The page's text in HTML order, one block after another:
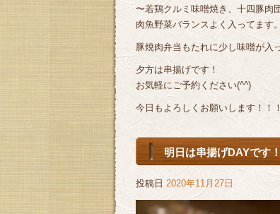
〜若鶏クルミ味噌焼き、十四豚肉
肉魚野菜バランスよく入ってます。
豚焼肉弁当もたれに少し味噌が入
夕方は串揚げです！
お気軽にご予約ください(^^)
今日もよろしくお願いします！！
明日は串揚げDAYです！
投稿日 2020年11月27日